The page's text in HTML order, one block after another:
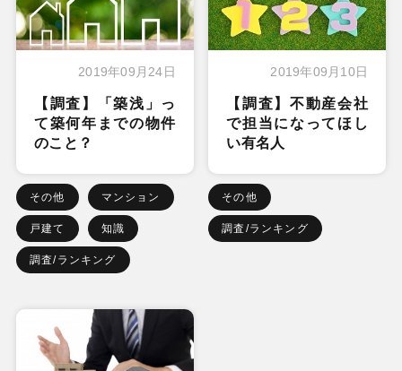
2019年09月24日
【調査】「築浅」っ
て築何年までの物件
のこと？
その他 マンション
戸建て 知識
調査/ランキング
2019年09月10日
【調査】不動産会社
で担当になってほし
い有名人
その他
調査/ランキング